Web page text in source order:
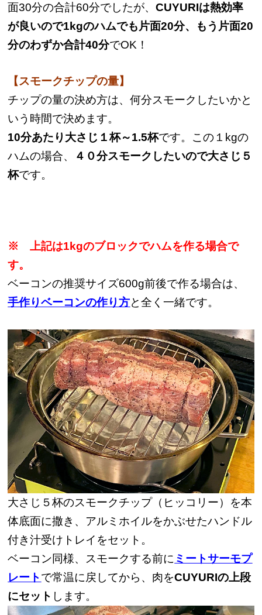
面30分の合計60分でしたが、CUYURIは熱効率
が良いので1kgのハムでも片面20分、もう片面20
分のわずか合計40分でOK！
【スモークチップの量】
チップの量の決め方は、何分スモークしたいかと
いう時間で決めます。
10分あたり大さじ１杯～1.5杯です。この１kgの
ハムの場合、
４０分スモークしたいので大さじ５
杯です。
※ 上記は1kgのブロックでハムを作る場合で
す。
ベーコンの推奨サイズ600g前後で作る場合は、
手作りベーコンの作り方と全く一緒です。
大さじ５杯のスモークチップ（ヒッコリー）を本
体底面に撒き、アルミホイルをかぶせたハンドル
付き汁受けトレイをセット。
ベーコン同様、スモークする前に ミートサーモプ
レートで常温に戻してから、肉をCUYURIの上段
にセット します。